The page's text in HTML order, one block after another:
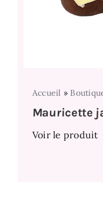
Accueil »
Mauricette
Voir le produit